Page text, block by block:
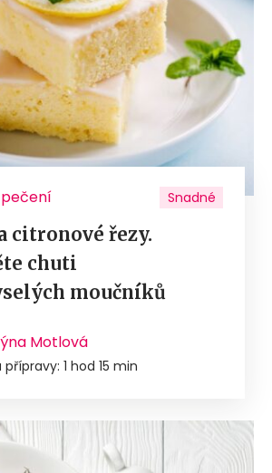
Snadné
citronové řezy.
chuti
moučníků
Motlová
přípravy: 1 hod 15 min